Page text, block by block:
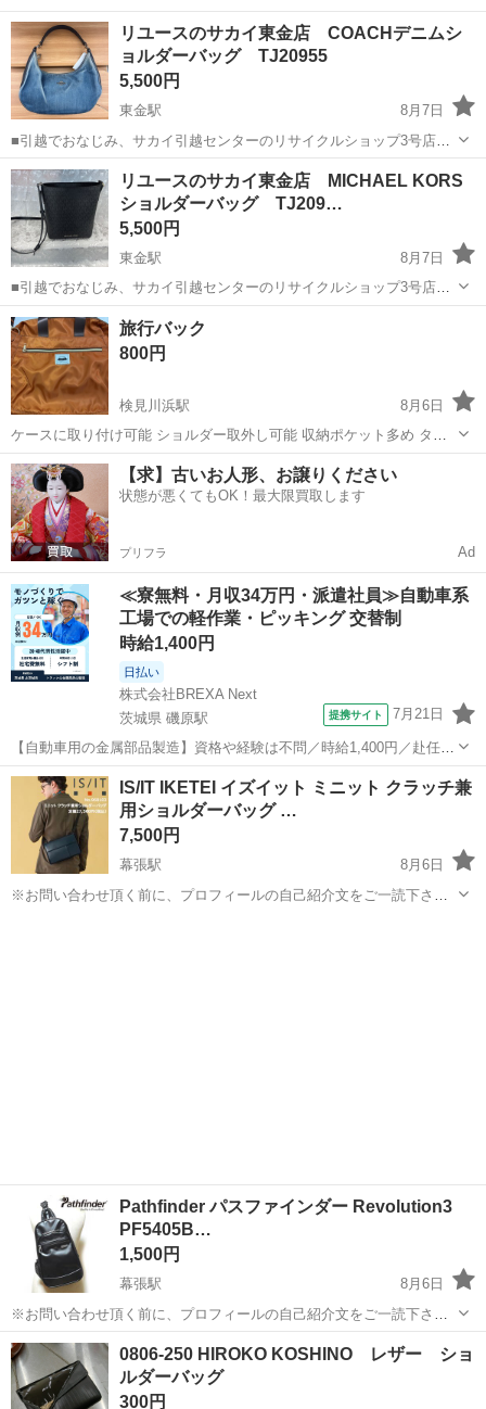
リユースのサカイ東金店 COACHデニムシ
ョルダーバッグ TJ20955
5,500円
東金駅
8月7日
■引越でおなじみ、サカイ引越センターのリサイクルショップ3号店が
オープン致しました。 リユースのサカイ東金店です！ ★住所：千葉県
東金市南上宿11-8 JR東金駅から徒歩15分です！ ただいまオープンキ
ャンペーン...
千葉 東金市 バッグ リユース
リユースのサカイ東金店 MICHAEL KORS
ショルダーバッグ TJ209…
5,500円
東金駅
8月7日
■引越でおなじみ、サカイ引越センターのリサイクルショップ3号店が
オープン致しました。 リユースのサカイ東金店です！ ★住所：千葉県
東金市南上宿11-8 JR東金駅から徒歩15分です！ ただいまオープンキ
ャンペーン...
千葉 東金市 東金駅
旅行バック
800円
検見川浜駅
8月6日
ケースに取り付け可能 ショルダー取外し可能 収納ポケット多め タグ
なし 新古品《未使用期間長め》 底面はビス付き a.v.v
千葉 千葉市 検見川浜駅 バッグ
【求】古いお人形、お譲りください
状態が悪くてもOK！最大限買取します
プリフラ Ad
≪寮無料・月収34万円・派遣社員≫自動車系
工場での軽作業・ピッキング 交替制
時給1,400円
日払い
株式会社BREXA Next
茨城県 磯原駅
提携サイト 7月21日
【自動車用の金属部品製造】資格や経験は不問／時給1,400円／赴任旅
費会社負担／正社員登用のチャンスあり／食堂利用可能／マイカー通
勤OK《茨城県茨城市》 人気の工場のお仕事 ◇トラックの金属部品の
製造◇ ★トラックの金属...
茨城 北茨城市 磯原駅 その他
IS/IT IKETEI イズイット ミニット クラッチ兼
用ショルダーバッグ …
7,500円
幕張駅
8月6日
※お問い合わせ頂く前に、プロフィールの自己紹介文をご一読下さ
Pathfinder パスファインダー Revolution3
PF5405B…
1,500円
幕張駅
8月6日
※お問い合わせ頂く前に、プロフィールの自己紹介文をご一読下さ
い。 ⚠️定型文のみのお問い合わせには返答致しませんm(_ _)m。 ⚠️必
ずお取引きご希望日やお時間帯を数候補ご記載下さい。 当方は平日午
後以降であれば...
千葉 千葉市
0806-250 HIROKO KOSHINO レザー ショ
ルダーバッグ
300円